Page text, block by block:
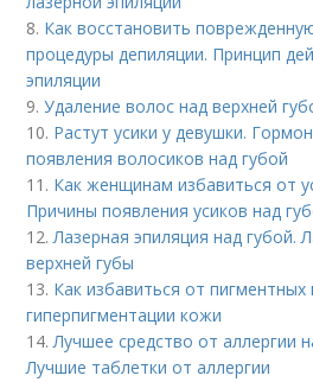
8. Как восстановить
процедуры депиляции. Принцип
эпиляции
9.Удаление волос над верхней
10. Растут усики у девушки.
появления волосиков над губой
11. Как женщинам избавиться от
Причины появления усиков над
12.Лазерная эпиляция над губой.
верхней губы
13. Как избавиться от
гиперпигментации кожи
14.Лучшее средство от аллергии
Лучшие таблетки от аллергии